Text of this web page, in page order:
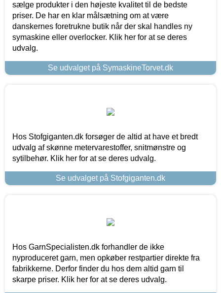
sælge produkter i den højeste kvalitet til de bedste
priser. De har en klar målsætning om at være
danskernes foretrukne butik når der skal handles ny
symaskine eller overlocker. Klik her for at se deres
udvalg.
Se udvalget på SymaskineTorvet.dk
Hos Stofgiganten.dk forsøger de altid at have et bredt
udvalg af skønne metervarestoffer, snitmønstre og
sytilbehør. Klik her for at se deres udvalg.
Se udvalget på Stofgiganten.dk
Hos GarnSpecialisten.dk forhandler de ikke
nyproduceret garn, men opkøber restpartier direkte fra
fabrikkerne. Derfor finder du hos dem altid garn til
skarpe priser. Klik her for at se deres udvalg.